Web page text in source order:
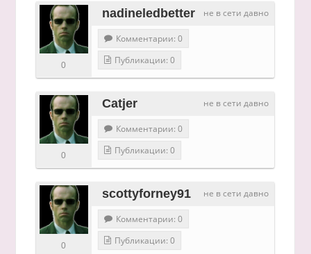
не в сети давно
nadineledbetter
0
Комментарии: 0
Публикации: 0
не в сети давно
Catjer
0
Комментарии: 0
Публикации: 0
не в сети давно
scottyforney91
0
Комментарии: 0
Публикации: 0